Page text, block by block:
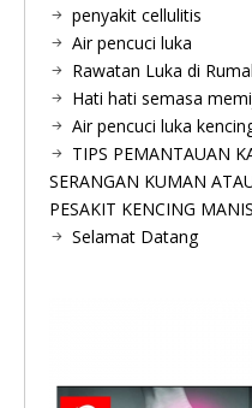
penyakit cellulitis
Air pencuci luka
Rawatan Luka di
Hati hati semasa
Air pencuci luka
TIPS PEMANTAUAN
SERANGAN KUMAN
PESAKIT KENCING MANIS
Selamat Datang